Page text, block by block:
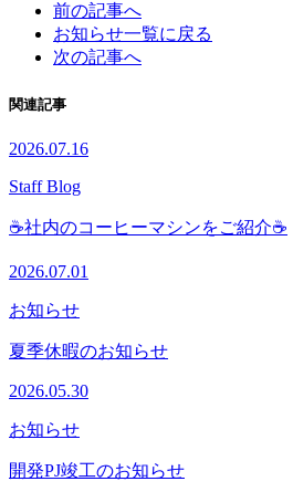
前の記事へ
お知らせ一覧に戻る
次の記事へ
関連記事
2026.07.16
Staff Blog
☕社内のコーヒーマシンをご紹介☕
2026.07.01
お知らせ
夏季休暇のお知らせ
2026.05.30
お知らせ
開発PJ竣工のお知らせ